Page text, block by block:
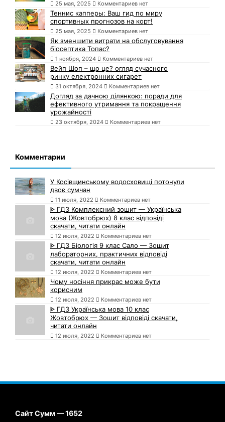
25 мая, 2025 Комментариев нет
Теннис капперы: Ваш гид по миру
спортивных прогнозов на корт!
25 мая, 2025 Комментариев нет
Як зменшити витрати на обслуговування
біосептика Топас?
1 ноября, 2024 Комментариев нет
Вейп Шоп – що це? огляд сучасного
ринку електронних сигарет
31 октября, 2024 Комментариев нет
Догляд за дачною ділянкою: поради для
ефективного утримання та покращення
урожайності
23 октября, 2024 Комментариев нет
Комментарии
У Косівщинському водосховищі потонули
двоє сумчан
11 июля, 2022 Комментариев нет
ᐈ ГДЗ Комплексний зошит — Українська
мова (Жовтобрюх) 8 клас відповіді
скачати, читати онлайн
12 июля, 2022 Комментариев нет
ᐈ ГДЗ Біологія 9 клас Сало — Зошит
лабораторних, практичних відповіді
скачати, читати онлайн
12 июля, 2022 Комментариев нет
Чому носіння прикрас може бути
корисним
12 июля, 2022 Комментариев нет
ᐈ ГДЗ Українська мова 10 клас
Жовтобрюх — Зошит відповіді скачати,
читати онлайн
12 июля, 2022 Комментариев нет
Сайт Сумм — 1652